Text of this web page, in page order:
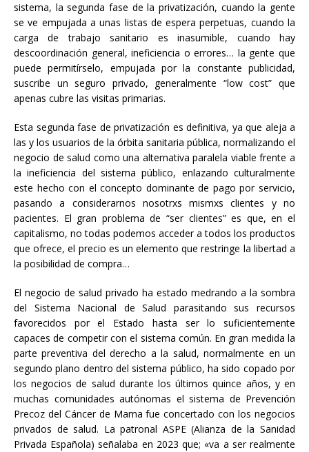
sistema, la segunda fase de la privatización, cuando la gente
se ve empujada a unas listas de espera perpetuas, cuando la
carga de trabajo sanitario es inasumible, cuando hay
descoordinación general, ineficiencia o errores… la gente que
puede permitírselo, empujada por la constante publicidad,
suscribe un seguro privado, generalmente “low cost” que
apenas cubre las visitas primarias.
Esta segunda fase de privatización es definitiva, ya que aleja a
las y los usuarios de la órbita sanitaria pública, normalizando el
negocio de salud como una alternativa paralela viable frente a
la ineficiencia del sistema público, enlazando culturalmente
este hecho con el concepto dominante de pago por servicio,
pasando a considerarnos nosotrxs mismxs clientes y no
pacientes. El gran problema de “ser clientes” es que, en el
capitalismo, no todas podemos acceder a todos los productos
que ofrece, el precio es un elemento que restringe la libertad a
la posibilidad de compra…
El negocio de salud privado ha estado medrando a la sombra
del Sistema Nacional de Salud parasitando sus recursos
favorecidos por el Estado hasta ser lo suficientemente
capaces de competir con el sistema común. En gran medida la
parte preventiva del derecho a la salud, normalmente en un
segundo plano dentro del sistema público, ha sido copado por
los negocios de salud durante los últimos quince años, y en
muchas comunidades autónomas el sistema de Prevención
Precoz del Cáncer de Mama fue concertado con los negocios
privados de salud. La patronal ASPE (Alianza de la Sanidad
Privada Española) señalaba en 2023 que; «va a ser realmente